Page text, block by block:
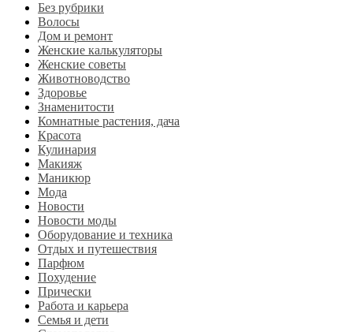
Без рубрики
Волосы
Дом и ремонт
Женские калькуляторы
Женские советы
Животноводство
Здоровье
Знаменитости
Комнатные растения, дача
Красота
Кулинария
Макияж
Маникюр
Мода
Новости
Новости моды
Оборудование и техника
Отдых и путешествия
Парфюм
Похудение
Прически
Работа и карьера
Семья и дети